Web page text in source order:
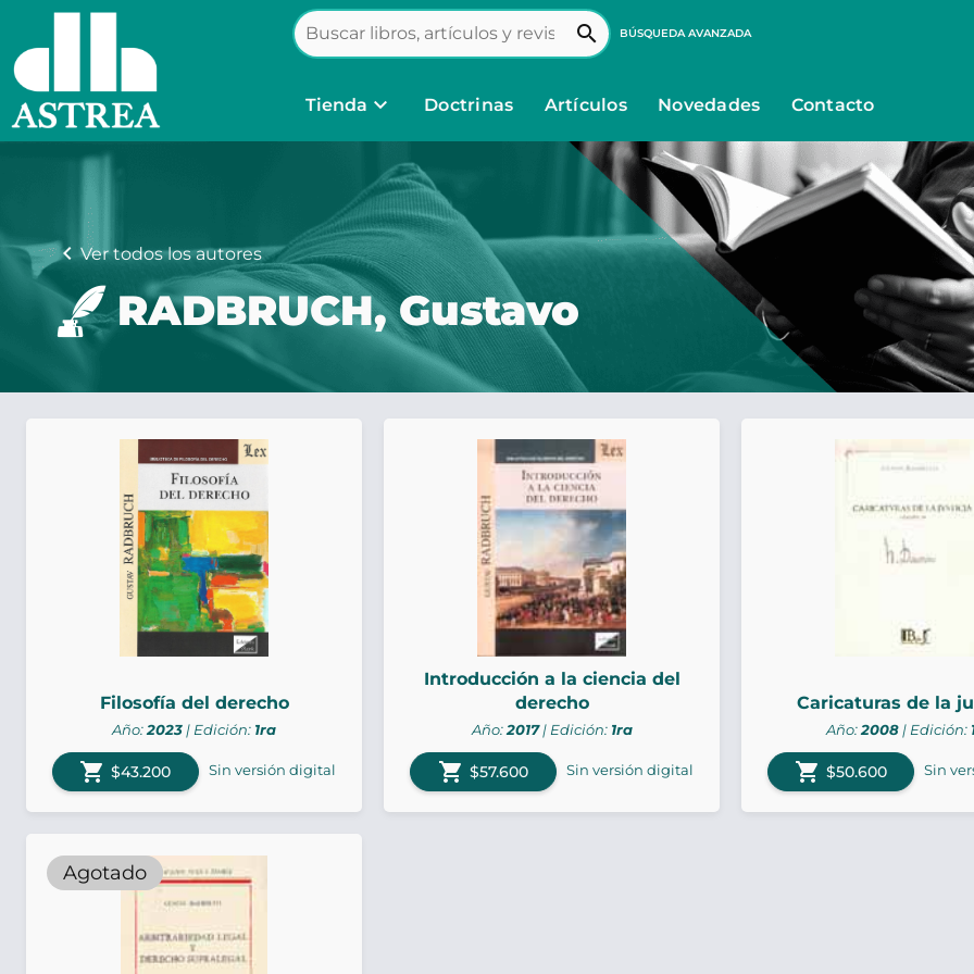
search BÚSQUEDA AVANZADA
Tienda keyboard_arrow_down Doctrinas Artículos Novedades Contacto
chevron_leftVer todos los autores
RADBRUCH, Gustavo
Filosofía del derecho
Año:2023 | Edición: 1ra
shopping_cart $43.200 Sin versión digital
Introducción a la ciencia del
derecho
Año:2017| Edición: 1ra
shopping_cart $57.600 Sin versión digital
Caricaturas de la
Año:2008 | Edición:
shopping_cart $50.600 Sin
Agotado